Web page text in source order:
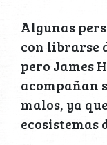
Algunas
con librarse
pero James
acompañan
malos, ya
ecosistemas